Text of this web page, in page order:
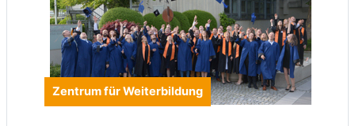
Zentrum für Weiterbildung